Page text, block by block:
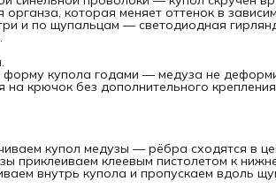
которая меняет оттенок в
и по щупальцам — светодиодная
купола годами — медуза не
на крючок без дополнительного
купол медузы — рёбра сходятся в
приклеиваем клеевым пистолетом к
внутрь купола и пропускаем вдоль